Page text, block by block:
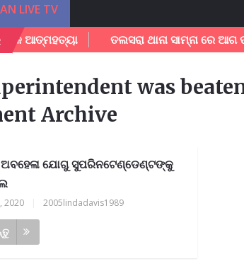
LIVE TV
ତଲସରା ଥାନା ସାମ୍ନା ରେ ଆଗ ପଟୁ
was
Archive
ଅବହେଳା ଯୋଗୁ ସୁପରିନଟେଣ୍ଡେଣ୍ଟଙ୍କୁ
2020 2005lindadavis1989